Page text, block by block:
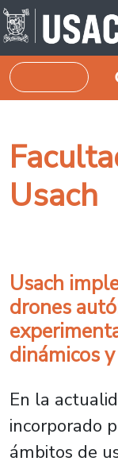
Pasar al contenido
Buscar
Usach
Usach
drones
dinámicos
En la
incorporado
ámbitos de